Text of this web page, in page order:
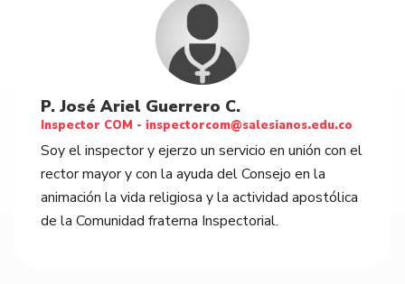
P. José Ariel Guerrero C.
Inspector COM - inspectorcom@salesianos.edu.co
Soy el inspector y ejerzo un servicio en unión con el
rector mayor y con la ayuda del Consejo en la
animación la vida religiosa y la actividad apostólica
de la Comunidad fraterna Inspectorial.